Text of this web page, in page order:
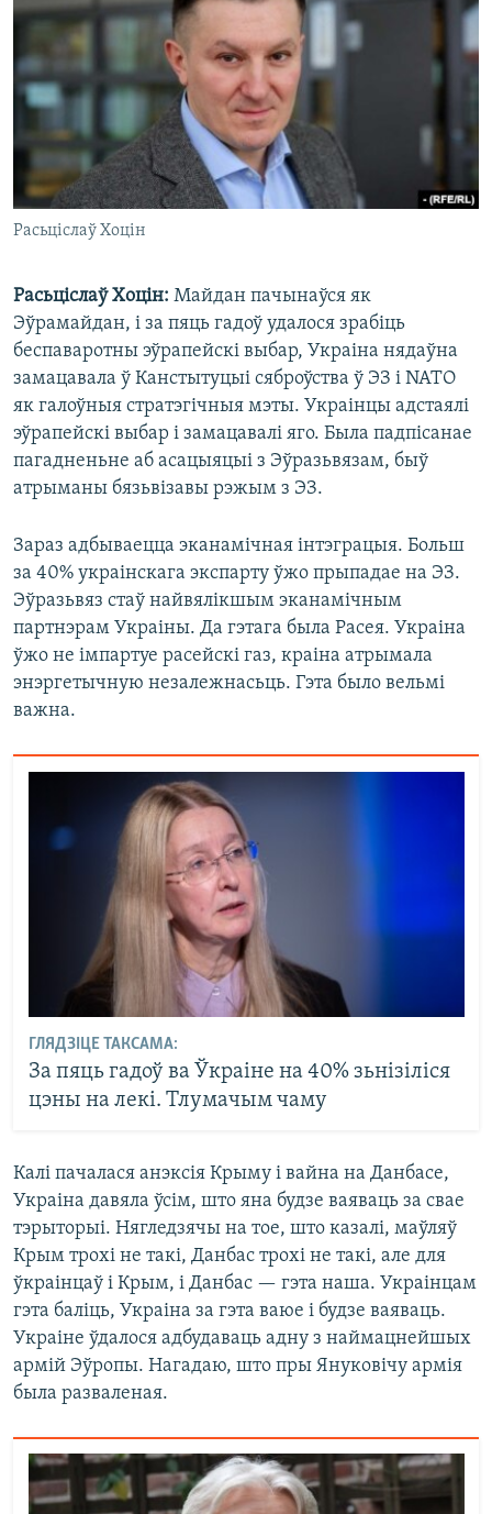
Расьціслаў Хоцін
Расьціслаў Хоцін: Майдан пачынаўся як
Эўрамайдан, і за пяць гадоў удалося зрабіць
беспаваротны эўрапейскі выбар, Украіна нядаўна
замацавала ў Канстытуцыі сяброўства ў ЭЗ і NATO
як галоўныя стратэгічныя мэты. Украінцы адстаялі
эўрапейскі выбар і замацавалі яго. Была падпісанае
пагадненьне аб асацыяцыі з Эўразьвязам, быў
атрыманы бязьвізавы рэжым з ЭЗ.
Зараз адбываецца эканамічная інтэграцыя. Больш
за 40% украінскага экспарту ўжо прыпадае на ЭЗ.
Эўразьвяз стаў найвялікшым эканамічным
партнэрам Украіны. Да гэтага была Расея. Украіна
ўжо не імпартуе расейскі газ, краіна атрымала
энэргетычную незалежнасьць. Гэта было вельмі
важна.
ГЛЯДЗІЦЕ ТАКСАМА:
За пяць гадоў ва Ўкраіне на 40% зьнізіліся
цэны на лекі. Тлумачым чаму
Калі пачалася анэксія Крыму і вайна на Данбасе,
Украіна давяла ўсім, што яна будзе ваяваць за свае
тэрыторыі. Нягледзячы на тое, што казалі, маўляў
Крым трохі не такі, Данбас трохі не такі, але для
ўкраінцаў і Крым, і Данбас — гэта наша. Украінцам
гэта баліць, Украіна за гэта ваюе і будзе ваяваць.
Украіне ўдалося адбудаваць адну з наймацнейшых
армій Эўропы. Нагадаю, што пры Януковічу армія
была разваленая.